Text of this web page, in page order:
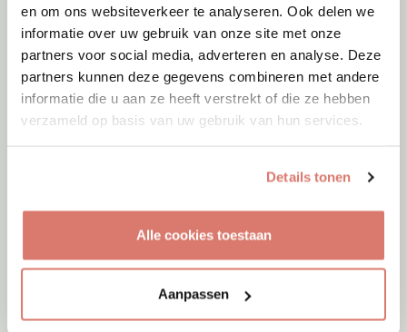
en om ons websiteverkeer te analyseren. Ook delen we
informatie over uw gebruik van onze site met onze
partners voor social media, adverteren en analyse. Deze
partners kunnen deze gegevens combineren met andere
informatie die u aan ze heeft verstrekt of die ze hebben
verzameld op basis van uw gebruik van hun services.
Details tonen
Alle cookies toestaan
Aanpassen
Adoptie07-08-2026
Cyka
Onesti